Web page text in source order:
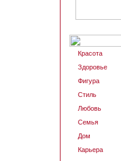
Красота
Здоровье
Фигура
Стиль
Любовь
Семья
Дом
Карьера